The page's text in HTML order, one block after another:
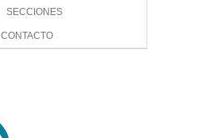
SECCIONES
CONTACTO